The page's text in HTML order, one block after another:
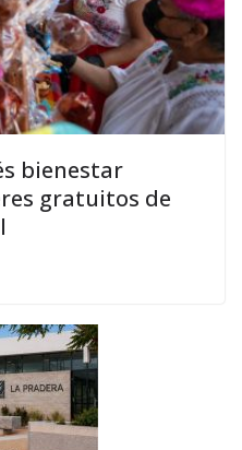
bienestar
gratuitos de